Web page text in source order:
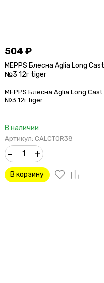
504 ₽
MEPPS Блесна Aglia Long Cast
№3 12г tiger
MEPPS Блесна Aglia Long Cast
№3 12г tiger
В наличии
Артикул: CALCTOR38
– +
В корзину